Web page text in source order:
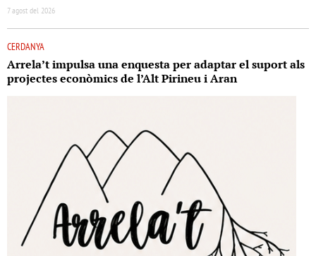
7 agost del 2026
CERDANYA
Arrela’t impulsa una enquesta per adaptar el suport als
projectes econòmics de l’Alt Pirineu i Aran